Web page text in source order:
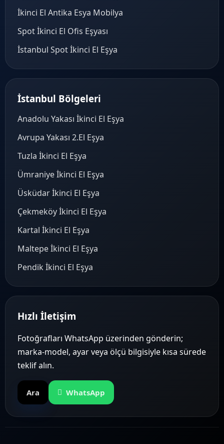
İkinci El Antika Esya Mobilya
Spot İkinci El Ofis Eşyası
İstanbul Spot İkinci El Eşya
İstanbul Bölgeleri
Anadolu Yakası İkinci El Eşya
Avrupa Yakası 2.El Eşya
Tuzla İkinci El Eşya
Ümraniye İkinci El Eşya
Üsküdar İkinci El Eşya
Çekmeköy İkinci El Eşya
Kartal İkinci El Eşya
Maltepe İkinci El Eşya
Pendik İkinci El Eşya
Hızlı İletişim
Fotoğrafları WhatsApp üzerinden gönderin;
marka-model, ayar veya ölçü bilgisiyle kısa sürede
teklif alın.
Ara WhatsApp